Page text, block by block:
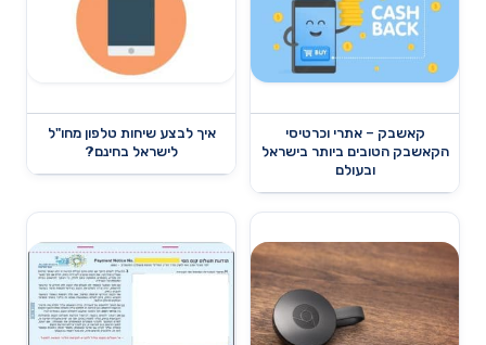
קאשבק – אתרי וכרטיסי
הקאשבק הטובים ביותר בישראל
ובעולם
איך לבצע שיחות טלפון מחו"ל
לישראל בחינם?